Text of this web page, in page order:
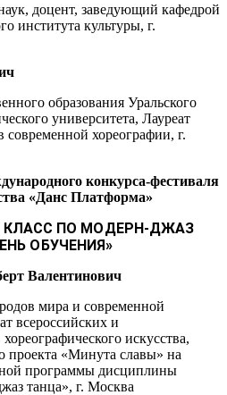
доцент, заведующий кафедрой
института культуры, г.
образования Уральского
университета, Лауреат
хореографии, г.
конкурса-фестиваля
«Данс Платформа»
КЛАСС ПО МОДЕРН-ДЖАЗ
ОБУЧЕНИЯ»
Валентинович
мира и современной
всероссийских и
искусства,
проекта «Минута славы» на
программы дисциплины
танца», г. Москва